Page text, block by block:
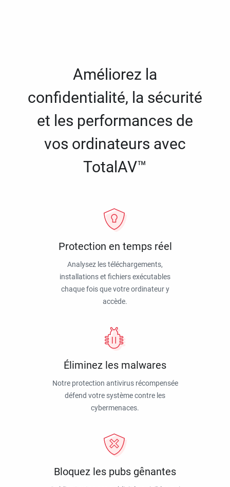
Améliorez la
confidentialité, la sécurité
et les performances de
vos ordinateurs avec
TotalAV™
Protection en temps réel
Analysez les téléchargements,
installations et fichiers exécutables
chaque fois que votre ordinateur y
accède.
Éliminez les malwares
Notre protection antivirus récompensée
défend votre système contre les
cybermenaces.
Bloquez les pubs gênantes